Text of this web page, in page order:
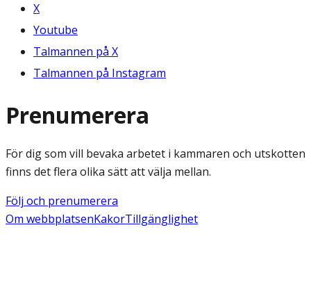
X
Youtube
Talmannen på X
Talmannen på Instagram
Prenumerera
För dig som vill bevaka arbetet i kammaren och utskotten
finns det flera olika sätt att välja mellan.
Följ och prenumerera
Om webbplatsenKakorTillgänglighet